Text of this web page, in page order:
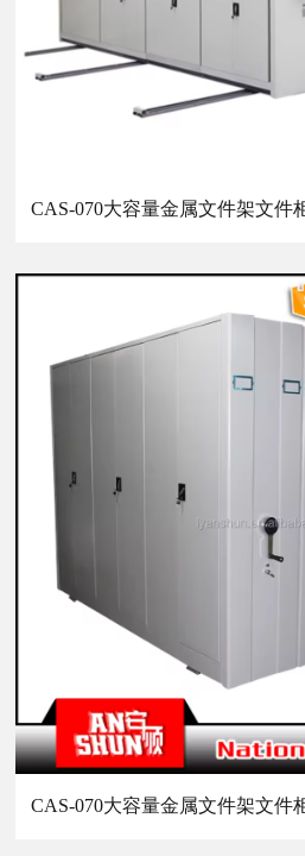
CAS-070大容量金属文件架文件柜
CAS-070大容量金属文件架文件柜